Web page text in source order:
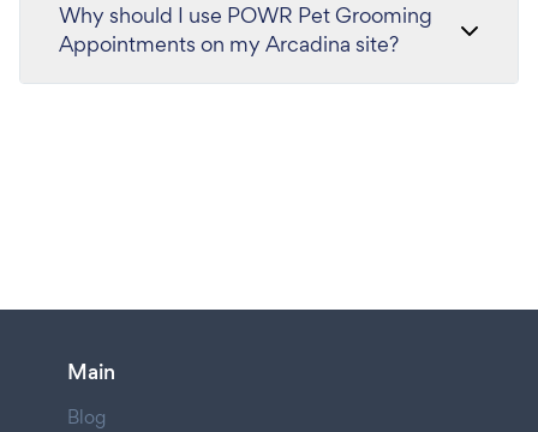
Why should I use POWR Pet Grooming
Appointments on my Arcadina site?
Main
Blog